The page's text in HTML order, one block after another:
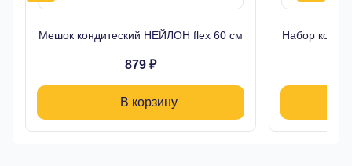
Мешок кондитеский НЕЙЛОН flex 60 см
879 ₽
В корзину
Набор